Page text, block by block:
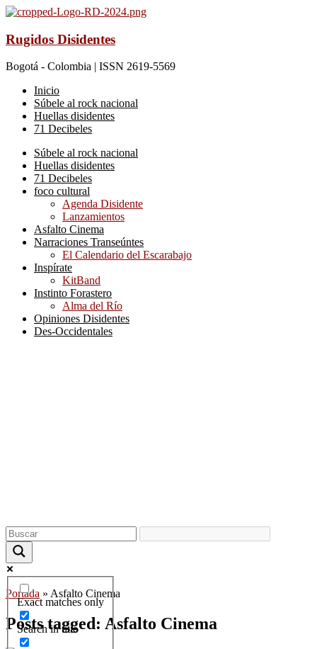
Rugidos Disidentes
Bogotá - Colombia | ISSN 2619-5569
Inicio
Súbele al rock nacional
Huellas disidentes
71 Decibeles
Súbele al rock nacional
Huellas disidentes
71 Decibeles
foco cultural
Agenda Disidente
Lanzamientos
Asfalto Cinema
Narraciones Transeúntes
El Calendario del Escarabajo
Inspírate
KitBand
Instinto Forastero
Alma del Río
Opiniones Disidentes
Des-Occidentales
Exact matches only
Search in title
Portada » Asfalto Cinema
Posts tagged: Asfalto Cinema